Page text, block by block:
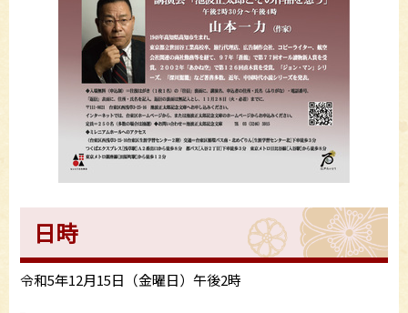
日時
令和5年12月15日（金曜日）午後2時